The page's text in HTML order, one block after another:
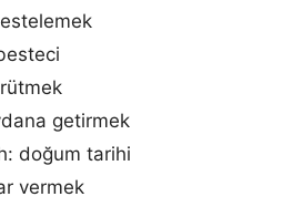
getirmek
doğum tarihi
vermek